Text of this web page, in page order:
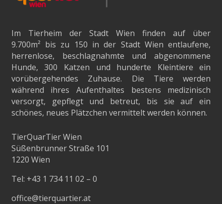
Im Tierheim der Stadt Wien finden auf über
9.700m² bis zu 150 in der Stadt Wien entlaufene,
herrenlose, beschlagnahmte und abgenommene
Hunde, 300 Katzen und hunderte Kleintiere ein
vorübergehendes Zuhause. Die Tiere werden
während ihres Aufenthaltes bestens medizinisch
versorgt, gepflegt und betreut, bis sie auf ein
schönes, neues Plätzchen vermittelt werden können.
TierQuarTier Wien
Süßenbrunner Straße 101
1220 Wien
Tel: +43 1 734 11 02 – 0
office@tierquartier.at